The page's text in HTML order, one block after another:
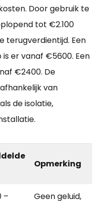
Door gebruik te
tot €2.100
terugverdientijd. Een
er vanaf €5600. Een
€2400. De
van
de isolatie,
Opmerking
–
Geen geluid,